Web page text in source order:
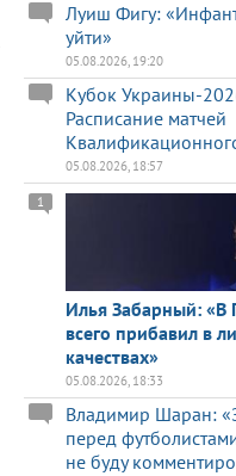
Луиш Фигу:
уйти»
05.08.2026, 19:20
Кубок Украины-
Расписание матчей
05.08.2026, 18:57
Илья Забарный:
всего прибавил в
качествах»
1
05.08.2026, 18:33
Владимир Шаран:
перед
не буду